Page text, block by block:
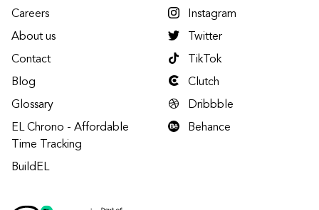
Careers
About us
Contact
Blog
Glossary
EL Chrono - Affordable
Time Tracking
BuildEL
Instagram
Twitter
TikTok
Clutch
Dribbble
Behance